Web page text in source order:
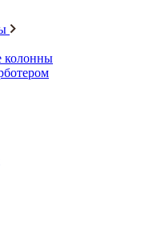
колонны